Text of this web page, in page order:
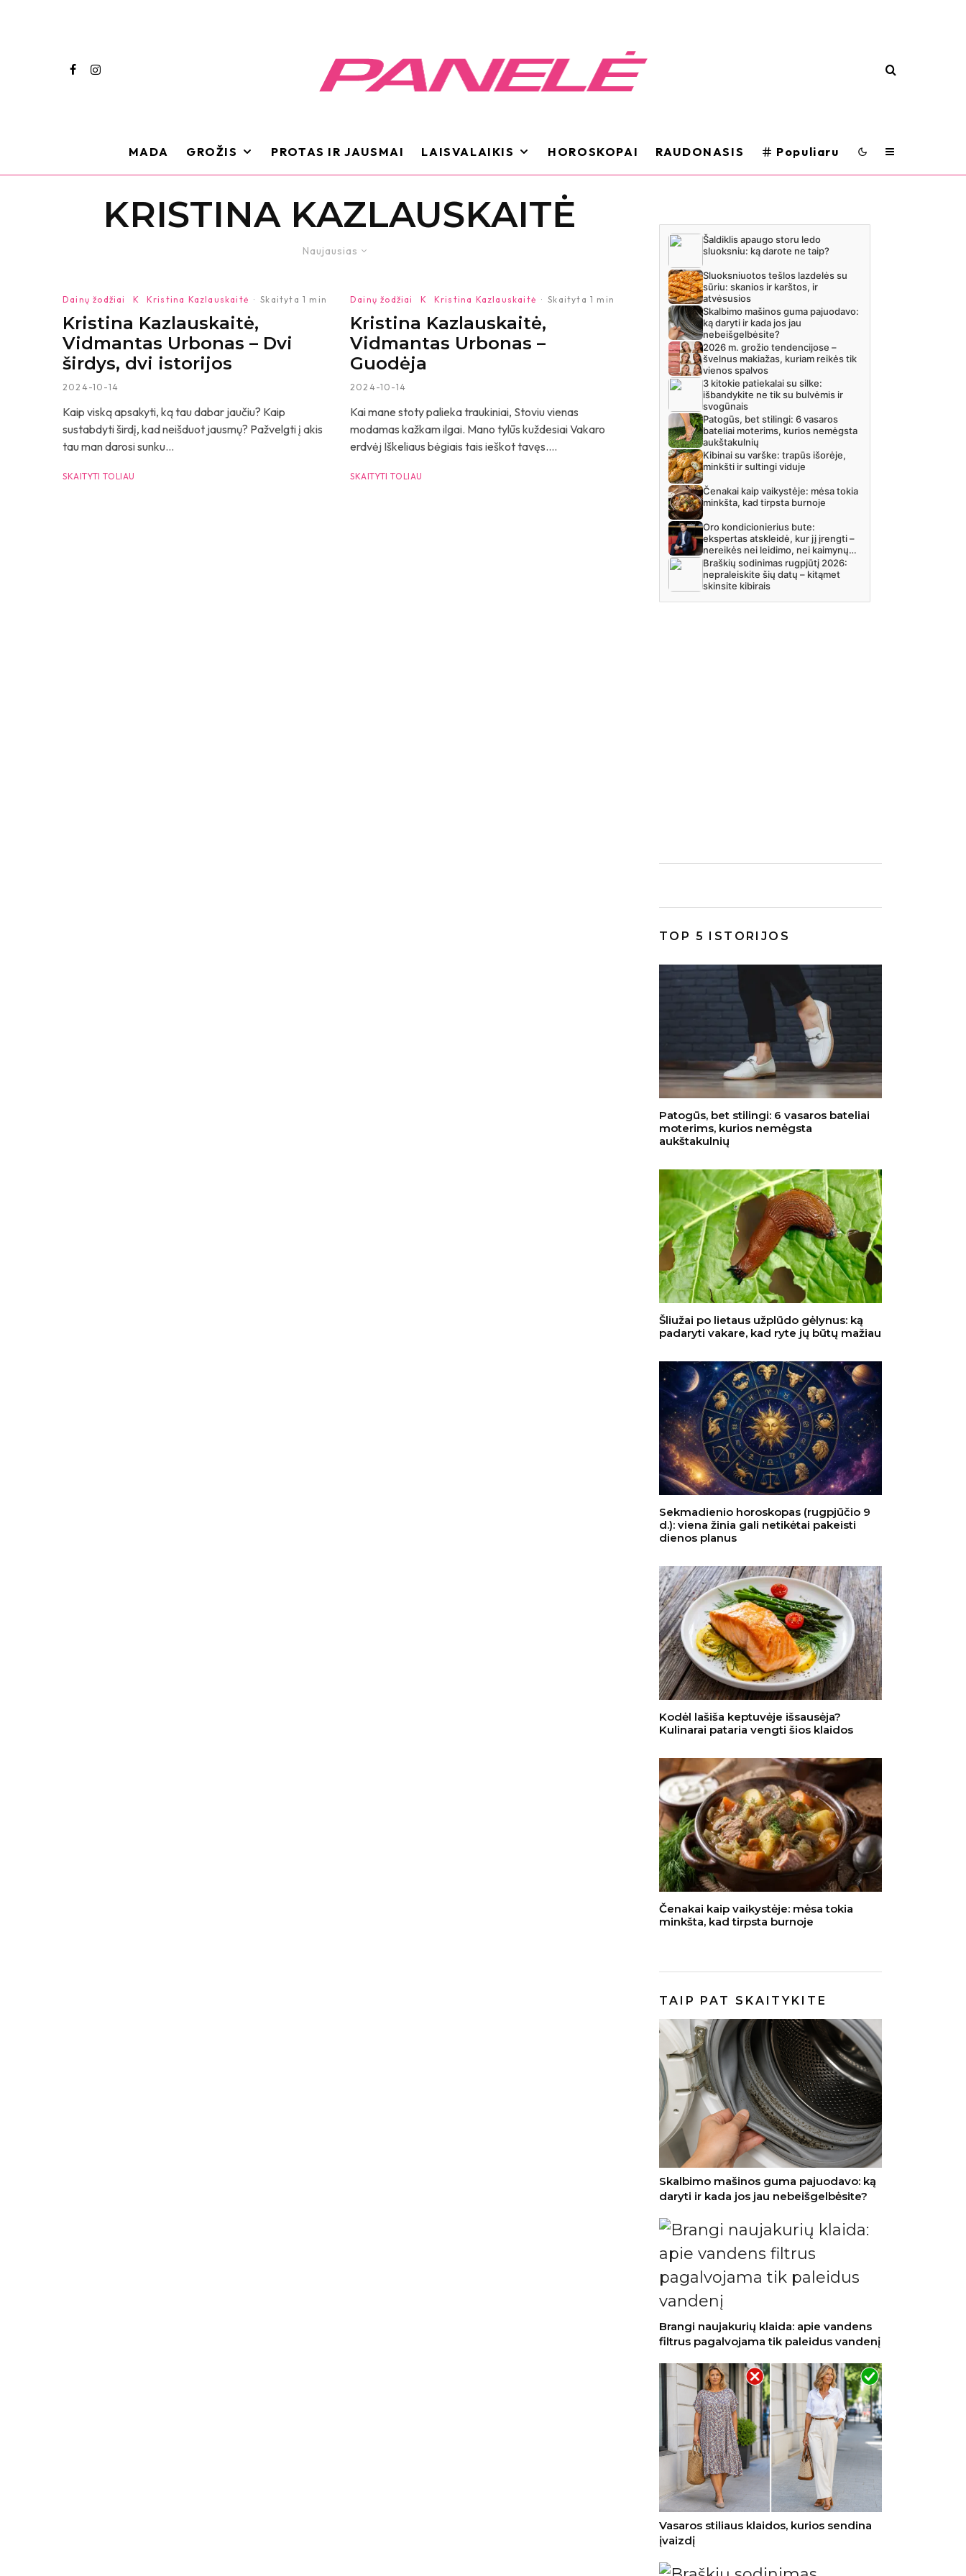
MADA GROŽIS PROTAS IR JAUSMAI LAISVALAIKIS HOROSKOPAI RAUDONASIS Populiaru
KRISTINA KAZLAUSKAITĖ
Naujausias
Dainų žodžiai K Kristina Kazlauskaitė · Skaityta 1 min
Kristina Kazlauskaitė,
Vidmantas Urbonas – Dvi
širdys, dvi istorijos
2024-10-14
Kaip viską apsakyti, ką tau dabar jaučiu? Kaip
sustabdyti širdį, kad neišduot jausmų? Pažvelgti į akis
tau man darosi sunku...
SKAITYTI TOLIAU
Dainų žodžiai K Kristina Kazlauskaitė · Skaityta 1 min
Kristina Kazlauskaitė,
Vidmantas Urbonas –
Guodėja
2024-10-14
Kai mane stoty palieka traukiniai, Stoviu vienas
modamas kažkam ilgai. Mano tylūs kuždesiai Vakaro
erdvėj Iškeliaus bėgiais tais ieškot tavęs....
SKAITYTI TOLIAU
TOP 5 ISTORIJOS
Patogūs, bet stilingi: 6 vasaros bateliai
moterims, kurios nemėgsta
aukštakulnių
Šliužai po lietaus užplūdo gėlynus: ką
padaryti vakare, kad ryte jų būtų mažiau
Sekmadienio horoskopas (rugpjūčio 9
d.): viena žinia gali netikėtai pakeisti
dienos planus
Kodėl lašiša keptuvėje išsausėja?
Kulinarai pataria vengti šios klaidos
Čenakai kaip vaikystėje: mėsa tokia
minkšta, kad tirpsta burnoje
TAIP PAT SKAITYKITE
Skalbimo mašinos guma pajuodavo: ką
daryti ir kada jos jau nebeišgelbėsite?
Brangi naujakurių klaida: apie vandens
filtrus pagalvojama tik paleidus vandenį
Vasaros stiliaus klaidos, kurios sendina
įvaizdį